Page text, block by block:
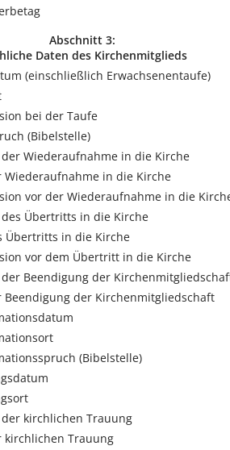
Abschnitt 3:
Daten des Kirchenmitglieds
(einschließlich Erwachsenentaufe)
bei der Taufe
(Bibelstelle)
Wiederaufnahme in die Kirche
Wiederaufnahme in die Kirche
vor der Wiederaufnahme in die
Übertritts in die Kirche
Übertritts in die Kirche
vor dem Übertritt in die Kirche
Beendigung der
Beendigung der Kirchenmitgliedschaft
(Bibelstelle)
kirchlichen Trauung
kirchlichen Trauung